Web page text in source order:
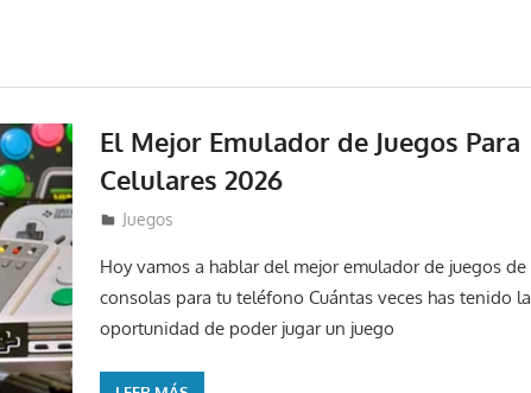
El Mejor Emulador de Juegos Para
Celulares 2026
28 de marzo de 2024
Lucas Espinal
Juegos
Hoy vamos a hablar del mejor emulador de juegos de
consolas para tu teléfono Cuántas veces has tenido la
oportunidad de poder jugar un juego